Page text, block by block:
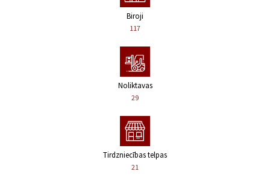
Biroji
117
Noliktavas
29
Tirdzniecības telpas
21